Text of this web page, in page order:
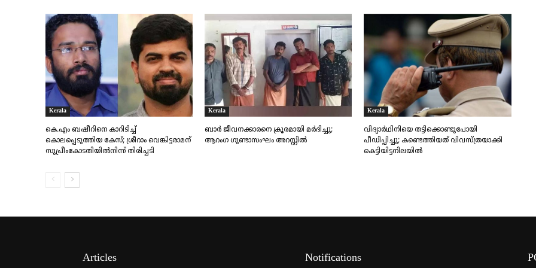
Kerala
കെ.എം ബഷീറിനെ കാറിടിച്ച്
കൊലപ്പെടുത്തിയ കേസ്; ശ്രീറാം വെങ്കിട്ടരാമന്
സുപ്രീംകോടതിയിൽനിന്ന് തിരിച്ചടി
Kerala
ബാർ ജീവനക്കാരനെ ക്രൂരമായി മർദിച്ചു;
ആറംഗ ഗുണ്ടാസംഘം അറസ്റ്റിൽ
Kerala
വിദ്യാർഥിനിയെ തട്ടിക്കൊണ്ടുപോയി
പീഡിപ്പിച്ചു; കണ്ടെത്തിയത് വിവസ്ത്രയാക്കി
കെട്ടിയിട്ടനിലയിൽ
Articles Notifications